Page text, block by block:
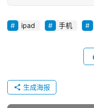
ipad 手机
生成海报